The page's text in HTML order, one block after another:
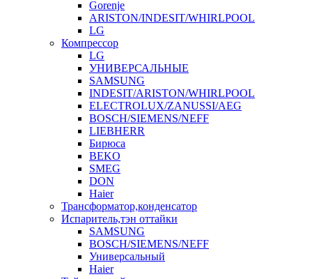
Gorenje
ARISTON/INDESIT/WHIRLPOOL
LG
Компрессор
LG
УНИВЕРСАЛЬНЫЕ
SAMSUNG
INDESIT/ARISTON/WHIRLPOOL
ELECTROLUX/ZANUSSI/AEG
BOSCH/SIEMENS/NEFF
LIEBHERR
Бирюса
BEKO
SMEG
DON
Haier
Трансформатор,конденсатор
Испаритель,тэн оттайки
SAMSUNG
BOSCH/SIEMENS/NEFF
Универсальный
Haier